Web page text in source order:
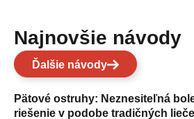
Najnovšie návody
Ďalšie návody
Pätové ostruhy: Neznesiteľná
riešenie v podobe tradičných